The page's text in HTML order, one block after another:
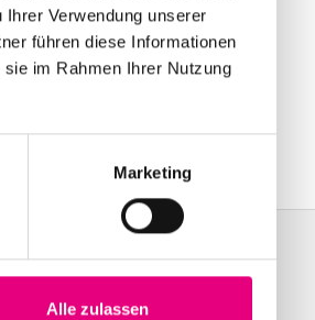
Verwendung unserer
führen diese Informationen
im Rahmen Ihrer Nutzung
Marketing
Alle zulassen